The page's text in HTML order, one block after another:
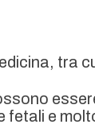
tra
fetali e